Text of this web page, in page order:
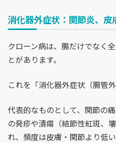
消化器外症状：関節炎、
クローン病は、腸だけでなく
とがあります。
これを「消化器外症状（腸管
代表的なものとして、関節の
の発疹や潰瘍（結節性紅斑、
れ、頻度は皮膚・関節より低